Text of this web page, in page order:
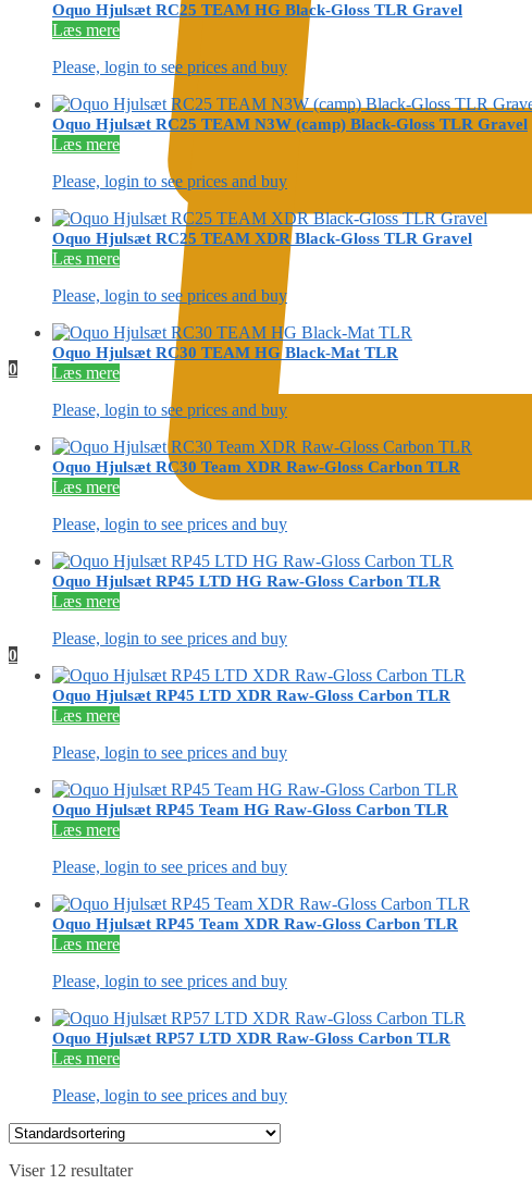
0
0
Oquo Hjulsæt RC25 TEAM HG Black-Gloss TLR Gravel
Læs mere
Please, login to see prices and buy
Oquo Hjulsæt RC25 TEAM N3W (camp) Black-Gloss TLR Gravel
Læs mere
Please, login to see prices and buy
Oquo Hjulsæt RC25 TEAM XDR Black-Gloss TLR Gravel
Læs mere
Please, login to see prices and buy
Oquo Hjulsæt RC30 TEAM HG Black-Mat TLR
Læs mere
Please, login to see prices and buy
Oquo Hjulsæt RC30 Team XDR Raw-Gloss Carbon TLR
Læs mere
Please, login to see prices and buy
Oquo Hjulsæt RP45 LTD HG Raw-Gloss Carbon TLR
Læs mere
Please, login to see prices and buy
Oquo Hjulsæt RP45 LTD XDR Raw-Gloss Carbon TLR
Læs mere
Please, login to see prices and buy
Oquo Hjulsæt RP45 Team HG Raw-Gloss Carbon TLR
Læs mere
Please, login to see prices and buy
Oquo Hjulsæt RP45 Team XDR Raw-Gloss Carbon TLR
Læs mere
Please, login to see prices and buy
Oquo Hjulsæt RP57 LTD XDR Raw-Gloss Carbon TLR
Læs mere
Please, login to see prices and buy
Viser 12 resultater